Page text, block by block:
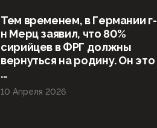
Тем временем, в Германии г-
н Мерц заявил, что 80%
сирийцев в ФРГ должны
вернуться на родину. Он это
...
10 Апреля 2026